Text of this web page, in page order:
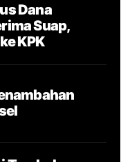
Dana
Suap,
KPK